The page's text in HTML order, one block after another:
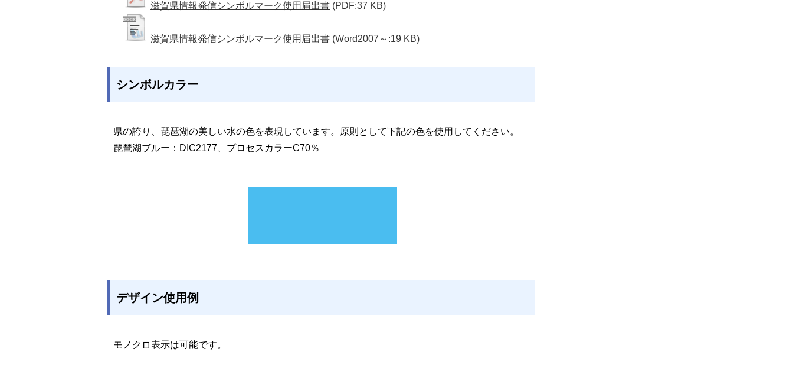
滋賀県情報発信シンボルマーク使用届出書 (PDF:37 KB)
滋賀県情報発信シンボルマーク使用届出書 (Word2007～:19 KB)
シンボルカラー
県の誇り、琵琶湖の美しい水の色を表現しています。原則として下記の色を使用してください。
琵琶湖ブルー：DIC2177、プロセスカラーC70％
デザイン使用例
モノクロ表示は可能です。